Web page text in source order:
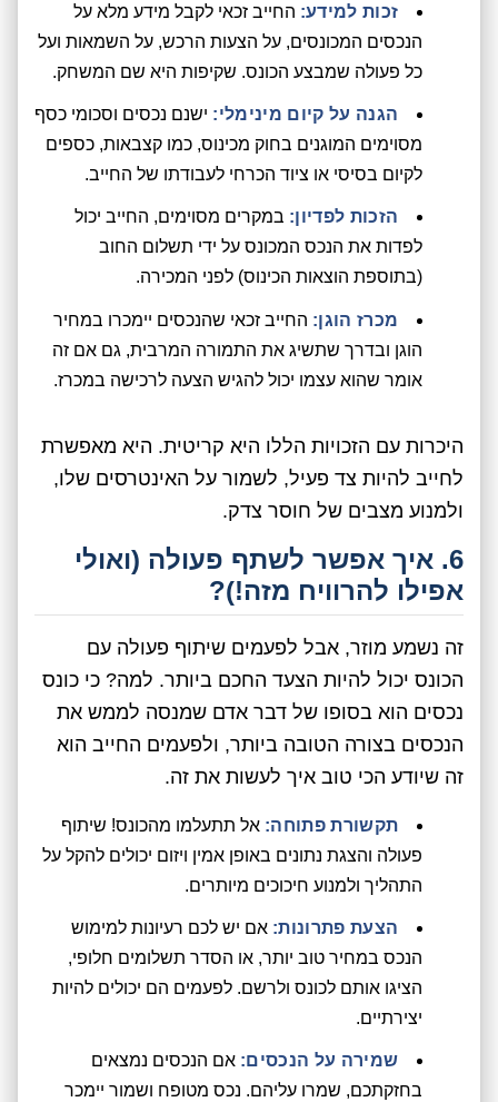
זכות למידע: החייב זכאי לקבל מידע מלא על
הנכסים המכונסים, על הצעות הרכש, על השמאות ועל
כל פעולה שמבצע הכונס. שקיפות היא שם המשחק.
הגנה על קיום מינימלי: ישנם נכסים וסכומי כסף
מסוימים המוגנים בחוק מכינוס, כמו קצבאות, כספים
לקיום בסיסי או ציוד הכרחי לעבודתו של החייב.
הזכות לפדיון: במקרים מסוימים, החייב יכול
לפדות את הנכס המכונס על ידי תשלום החוב
(בתוספת הוצאות הכינוס) לפני המכירה.
מכרז הוגן: החייב זכאי שהנכסים יימכרו במחיר
הוגן ובדרך שתשיג את התמורה המרבית, גם אם זה
אומר שהוא עצמו יכול להגיש הצעה לרכישה במכרז.
היכרות עם הזכויות הללו היא קריטית. היא מאפשרת
לחייב להיות צד פעיל, לשמור על האינטרסים שלו,
ולמנוע מצבים של חוסר צדק.
6. איך אפשר לשתף פעולה (ואולי
אפילו להרוויח מזה!)?
זה נשמע מוזר, אבל לפעמים שיתוף פעולה עם
הכונס יכול להיות הצעד החכם ביותר. למה? כי כונס
נכסים הוא בסופו של דבר אדם שמנסה לממש את
הנכסים בצורה הטובה ביותר, ולפעמים החייב הוא
זה שיודע הכי טוב איך לעשות את זה.
תקשורת פתוחה: אל תתעלמו מהכונס! שיתוף
פעולה והצגת נתונים באופן אמין ויזום יכולים להקל על
התהליך ולמנוע חיכוכים מיותרים.
הצעת פתרונות: אם יש לכם רעיונות למימוש
הנכס במחיר טוב יותר, או הסדר תשלומים חלופי,
הציגו אותם לכונס ולרשם. לפעמים הם יכולים להיות
יצירתיים.
שמירה על הנכסים: אם הנכסים נמצאים
בחזקתכם, שמרו עליהם. נכס מטופח ושמור יימכר